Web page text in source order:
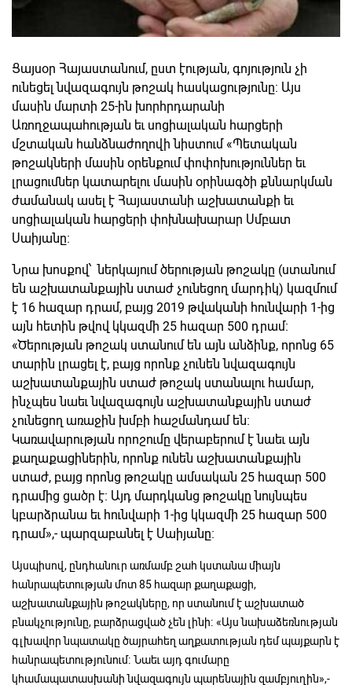
Ցայսօր Հայաստանում, ըստ էության, գոյություն չի
ունեցել նվազագույն թոշակ հասկացությունը։ Այս
մասին մարտի 25-ին խորհրդարանի
Առողջապահության եւ սոցիալական հարցերի
մշտական հանձնաժողովի նիստում «Պետական
թոշակների մասին օրենքում փոփոխություններ եւ
լրացումներ կատարելու մասին օրինագծի քննարկման
ժամանակ ասել է Հայաստանի աշխատանքի եւ
սոցիալական հարցերի փոխնախարար Սմբատ
Սաիյանը։
Նրա խոսքով՝ ներկայում ծերության թոշակը (ստանում
են աշխատանքային ստաժ չունեցող մարդիկ) կազմում
է 16 հազար դրամ, բայց 2019 թվականի հունվարի 1-ից
այն հետին թվով կկազմի 25 հազար 500 դրամ։
«Ծերության թոշակ ստանում են այն անձինք, որոնց 65
տարին լրացել է, բայց որոնք չունեն նվազագույն
աշխատանքային ստաժ թոշակ ստանալու համար,
ինչպես նաեւ նվազագույն աշխատանքային ստաժ
չունեցող առաջին խմբի հաշմանդամ են։
Կառավարության որոշումը վերաբերում է նաեւ այն
քաղաքացիներին, որոնք ունեն աշխատանքային
ստաժ, բայց որոնց թոշակը ամսական 25 հազար 500
դրամից ցածր է։ Այդ մարդկանց թոշակը նույնպես
կբարձրանա եւ հունվարի 1-ից կկազմի 25 հազար 500
դրամ»,- պարզաբանել է Սաիյանը։
Այսպիսով, ընդհանուր առմամբ շահ կստանա միայն
հանրապետության մոտ 85 հազար քաղաքացի,
աշխատանքային թոշակները, որ ստանում է աշխատած
բնակչությունը, բարձրացված չեն լինի։ «Այս նախաձեռնության
գլխավոր նպատակը ծայրահեղ աղքատության դեմ պայքարն է
հանրապետությունում։ Նաեւ այդ գումարը
կհամապատասխանի նվազագույն պարենային զամբյուղին»,-